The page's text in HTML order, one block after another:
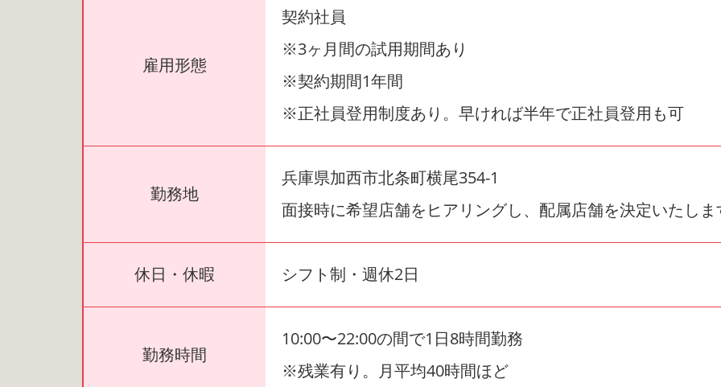
雇用形態
契約社員
※3ヶ月間の試用期間あり
※契約期間1年間
※正社員登用制度あり。早ければ半年で正社員登用も可
勤務地
兵庫県加西市北条町横尾354-1
面接時に希望店舗をヒアリングし、配属店舗を決定いたしま
休日・休暇 シフト制・週休2日
勤務時間
10:00〜22:00の間で1日8時間勤務
※残業有り。月平均40時間ほど